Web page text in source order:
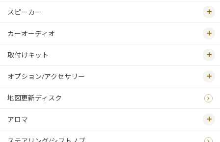
スピーカー
カーオーディオ
取付けキット
オプション/アクセサリー
地図更新ディスク
アロマ